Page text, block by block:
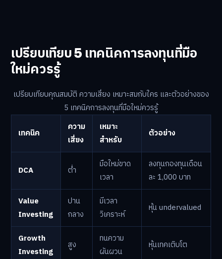
เปรียบเทียบ 5 เทคนิคการลงทุนที่มือ
ใหม่ควรรู้
เปรียบเทียบคุณสมบัติ ความเสี่ยง เหมาะสมกับใคร และตัวอย่างของ
5 เทคนิคการลงทุนที่มือใหม่ควรรู้
เทคนิค
ความ
เสี่ยง
เหมาะ
สำหรับ
ตัวอย่าง
DCA ต่ำ
มือใหม่ขาด
เวลา
ลงทุนกองทุนเดือน
ละ 1,000 บาท
Value
Investing
ปาน
กลาง
มีเวลา
วิเคราะห์
หุ้น undervalued
Growth
Investing
สูง
ทนความ
ผันผวน
หุ้นเทคเติบโต